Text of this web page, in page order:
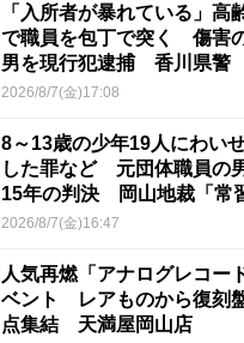
「入所者が暴れている」高
で職員を包丁で突く 傷害
男を現行犯逮捕 香川県警
2026/8/7(金)17:08
8～13歳の少年19人にわい
した罪など 元団体職員の
15年の判決 岡山地裁「常
ていて被害結果も非常に重い
2026/8/7(金)16:47
人気再燃「アナログレコー
ベント レアものから復刻
点集結 天満屋岡山店